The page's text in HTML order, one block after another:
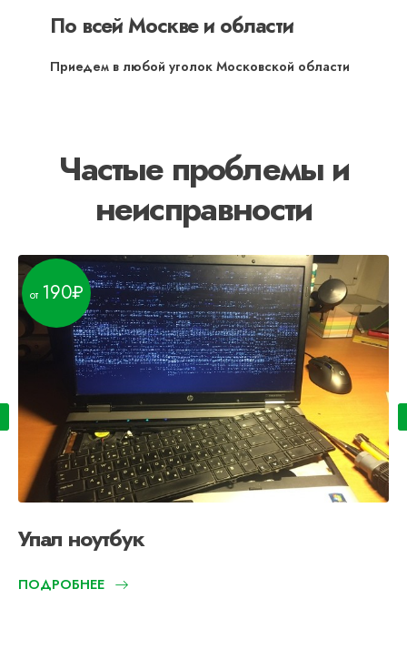
По всей Москве и области
Приедем в любой уголок Московской области
Частые проблемы и
неисправности
Упал ноутбук
190
ПОДРОБНЕЕ